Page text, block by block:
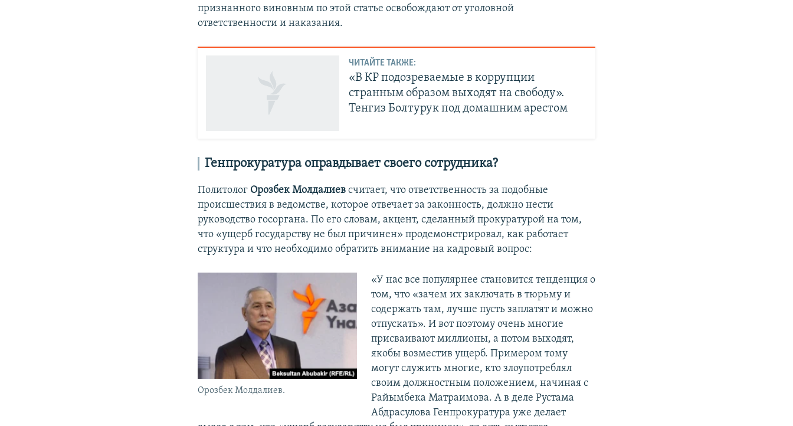
признанного виновным по этой статье освобождают от уголовной
ответственности и наказания.
ЧИТАЙТЕ ТАКЖЕ:
«В КР подозреваемые в коррупции
странным образом выходят на свободу».
Тенгиз Болтурук под домашним арестом
Генпрокуратура оправдывает своего сотрудника?
Политолог Орозбек Молдалиев считает, что ответственность за подобные
происшествия в ведомстве, которое отвечает за законность, должно нести
руководство госоргана. По его словам, акцент, сделанный прокуратурой на том,
что «ущерб государству не был причинен» продемонстрировал, как работает
структура и что необходимо обратить внимание на кадровый вопрос:
Орозбек Молдалиев.
«У нас все популярнее становится тенденция о
том, что «зачем их заключать в тюрьму и
содержать там, лучше пусть заплатят и можно
отпускать». И вот поэтому очень многие
присваивают миллионы, а потом выходят,
якобы возместив ущерб. Примером тому
могут служить многие, кто злоупотреблял
своим должностным положением, начиная с
Райымбека Матраимова. А в деле Рустама
Абдрасулова Генпрокуратура уже делает